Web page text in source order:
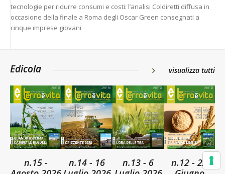
tecnologie per ridurre consumi e costi: l’analisi Coldiretti diffusa in
occasione della finale a Roma degli Oscar Green consegnati a
cinque imprese giovani
Edicola visualizza tutti
n.15 -
n.14 - 16
n.13 - 6
n.12 - 22